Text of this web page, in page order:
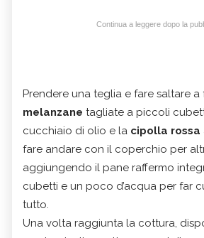
Continua a leggere dopo la
Prendere una teglia e fare saltare
melanzane tagliate a piccoli
cucchiaio di olio e la cipolla rossa
fare andare con il coperchio per
aggiungendo il pane raffermo
cubetti e un poco d’acqua per far
tutto.
Una volta raggiunta la cottura,